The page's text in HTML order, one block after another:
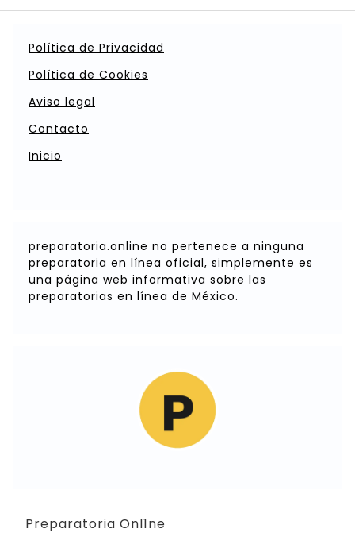
Política de Privacidad
Política de Cookies
Aviso legal
Contacto
Inicio
preparatoria.online no pertenece a ninguna
preparatoria en línea oficial, simplemente es
una página web informativa sobre las
preparatorias en línea de México.
Preparatoria Onl1ne